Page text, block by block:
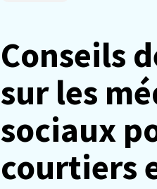
Conseils
sur les
sociaux
courtiers